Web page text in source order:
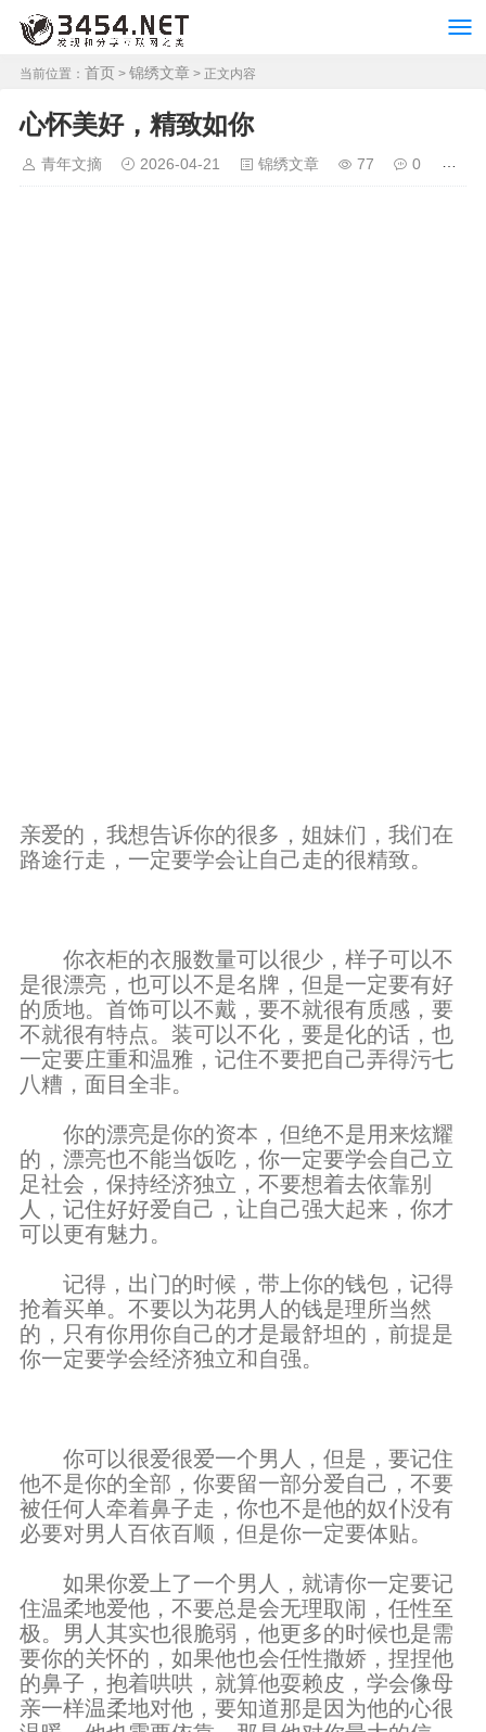
当前位置： 首页 > 锦绣文章 > 正文内容
心怀美好，精致如你
青年文摘 2026-04-21 锦绣文章 77 0
亲爱的，我想告诉你的很多，姐妹们，我们在
路途行走，一定要学会让自己走的很精致。
你衣柜的衣服数量可以很少，样子可以不
是很漂亮，也可以不是名牌，但是一定要有好
的质地。首饰可以不戴，要不就很有质感，要
不就很有特点。装可以不化，要是化的话，也
一定要庄重和温雅，记住不要把自己弄得污七
八糟，面目全非。
你的漂亮是你的资本，但绝不是用来炫耀
的，漂亮也不能当饭吃，你一定要学会自己立
足社会，保持经济独立，不要想着去依靠别
人，记住好好爱自己，让自己强大起来，你才
可以更有魅力。
记得，出门的时候，带上你的钱包，记得
抢着买单。不要以为花男人的钱是理所当然
的，只有你用你自己的才是最舒坦的，前提是
你一定要学会经济独立和自强。
你可以很爱很爱一个男人，但是，要记住
他不是你的全部，你要留一部分爱自己，不要
被任何人牵着鼻子走，你也不是他的奴仆没有
必要对男人百依百顺，但是你一定要体贴。
如果你爱上了一个男人，就请你一定要记
住温柔地爱他，不要总是会无理取闹，任性至
极。男人其实也很脆弱，他更多的时候也是需
要你的关怀的，如果他也会任性撒娇，捏捏他
的鼻子，抱着哄哄，就算他耍赖皮，学会像母
亲一样温柔地对他，要知道那是因为他的心很